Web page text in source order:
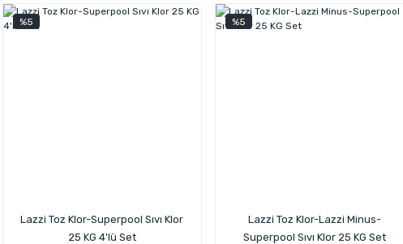
%5
Lazzi Toz Klor-Superpool Sıvı Klor
25 KG 4'lü Set
%5
Lazzi Toz Klor-Lazzi Minus-
Superpool Sıvı Klor 25 KG Set